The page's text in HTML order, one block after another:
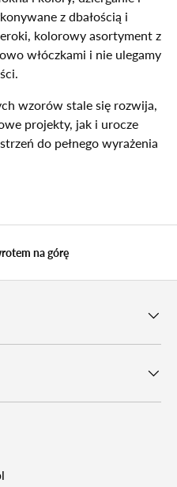
z dbałością i
kolorowy asortyment z
włóczkami i nie ulegamy
wzorów stale się rozwija,
projekty, jak i urocze
do pełnego wyrażenia
na górę